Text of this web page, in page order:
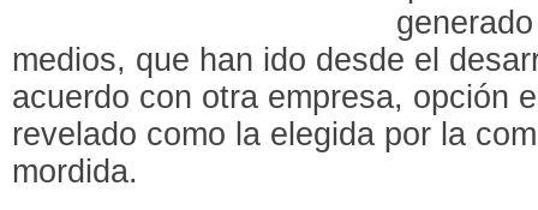
medios, que han ido desde el
acuerdo con otra empresa, opción
revelado como la elegida por la
mordida.